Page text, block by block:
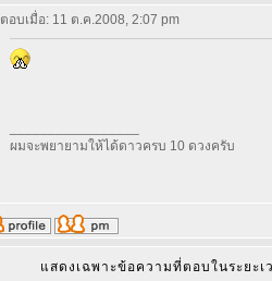
ตอบเมื่อ: 11 ต.ค.2008, 2:07 pm
ผมจะพยายามให้ได้ดาวครบ 10 ดวงครับ
แสดงเฉพาะข้อความที่ตอบในระยะ